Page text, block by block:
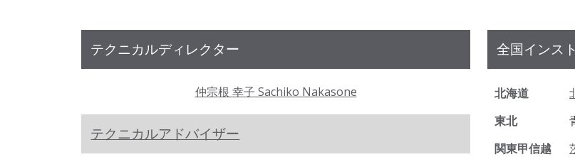
テクニカルディレクター
仲宗根 幸子 Sachiko Nakasone
テクニカルアドバイザー
全国インス
北海道
東北
関東甲信越